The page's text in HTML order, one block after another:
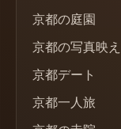
京都の庭園
京都の写真映え
京都デート
京都一人旅